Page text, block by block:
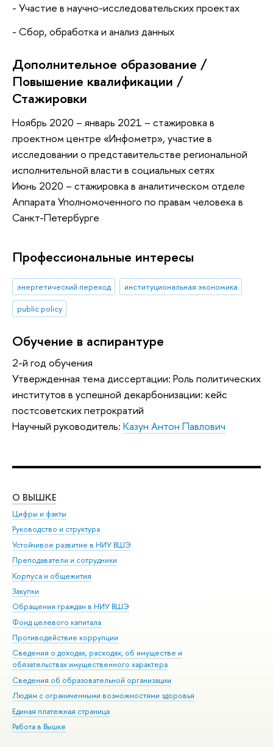
- Участие в научно-исследовательских проектах
- Сбор, обработка и анализ данных
Дополнительное образование /
Повышение квалификации /
Стажировки
Ноябрь 2020 – январь 2021 – стажировка в
проектном центре «Инфометр», участие в
исследовании о представительстве региональной
исполнительной власти в социальных сетях
Июнь 2020 – стажировка в аналитическом отделе
Аппарата Уполномоченного по правам человека в
Санкт-Петербурге
Профессиональные интересы
энергетический переход
институциональная экономика
public policy
Обучение в аспирантуре
2-й год обучения
Утвержденная тема диссертации: Роль политических
институтов в успешной декарбонизации: кейс
постсоветских петрократий
Научный руководитель: Казун Антон Павлович
О ВЫШКЕ
Цифры и факты
Руководство и структура
Устойчивое развитие в НИУ ВШЭ
Преподаватели и сотрудники
Корпуса и общежития
Закупки
Обращения граждан в НИУ ВШЭ
Фонд целевого капитала
Противодействие коррупции
Сведения о доходах, расходах, об имуществе и
обязательствах имущественного характера
Сведения об образовательной организации
Людям с ограниченными возможностями здоровья
Единая платежная страница
Работа в Вышке